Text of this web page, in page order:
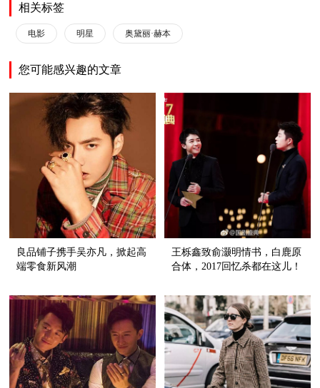
相关标签
电影 明星 奥黛丽·赫本
您可能感兴趣的文章
良品铺子携手吴亦凡，掀起高
端零食新风潮
王栎鑫致俞灏明情书，白鹿原
合体，2017回忆杀都在这儿！